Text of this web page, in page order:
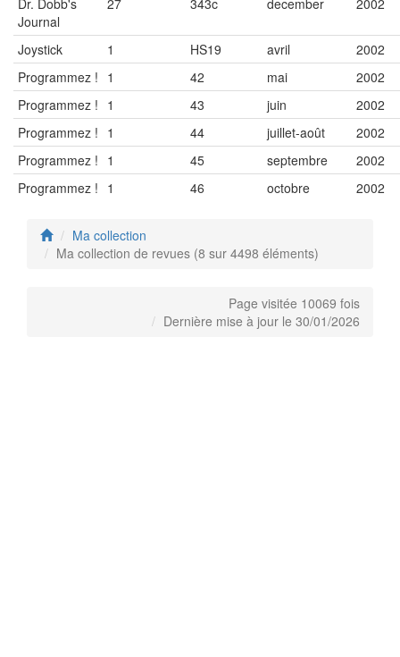
Journal
Joystick 1 HS19 avril
2002
Programmez ! 1 42 mai
2002
Programmez ! 1 43 juin
2002
Programmez ! 1 44 juillet-août
2002
Programmez ! 1 45 septembre
2002
Programmez ! 1 46 octobre 2002
Ma collection
Ma collection de revues (8 sur 4498 éléments)
Page visitée 10069 fois
Dernière mise à jour le 30/01/2026